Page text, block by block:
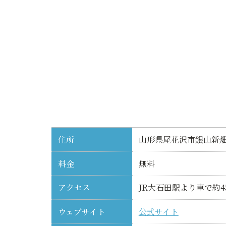
住所 山形県尾花沢市銀山新
料金 無料
アクセス JR大石田駅より車で約
ウェブサイト 公式サイト